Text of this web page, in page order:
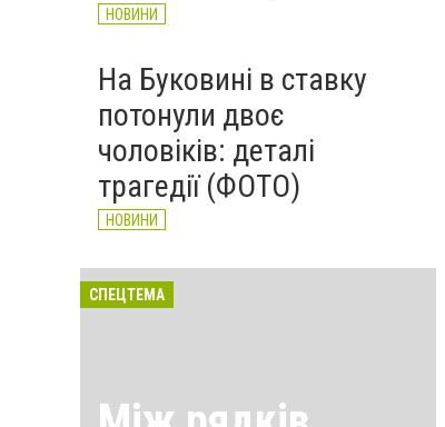
НОВИНИ
На Буковині в ставку
потонули двоє
чоловіків: деталі
трагедії (ФОТО)
НОВИНИ
СПЕЦТЕМА